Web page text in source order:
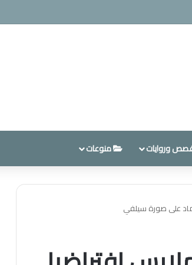
وروايات منوعات
على صورة سيلفي